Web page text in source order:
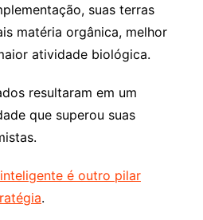
suas terras
matéria orgânica, melhor
atividade biológica.
resultaram em um
que superou suas
é outro pilar
.